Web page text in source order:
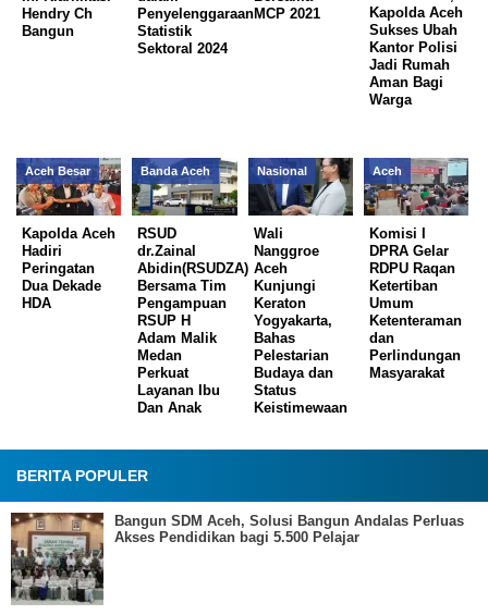
Hendry Ch
Bangun
Penyelenggaraan
Statistik
Sektoral 2024
MCP 2021
Kapolda Aceh
Sukses Ubah
Kantor Polisi
Jadi Rumah
Aman Bagi
Warga
Aceh Besar
Kapolda Aceh
Hadiri
Peringatan
Dua Dekade
HDA
Banda Aceh
RSUD
dr.Zainal
Abidin(RSUDZA)
Bersama Tim
Pengampuan
RSUP H
Adam Malik
Medan
Perkuat
Layanan Ibu
Dan Anak
Nasional
Wali
Nanggroe
Aceh
Kunjungi
Keraton
Yogyakarta,
Bahas
Pelestarian
Budaya dan
Status
Keistimewaan
Aceh
Komisi I
DPRA Gelar
RDPU Raqan
Ketertiban
Umum
Ketenteraman
dan
Perlindungan
Masyarakat
BERITA POPULER
Bangun SDM Aceh, Solusi Bangun Andalas Perluas
Akses Pendidikan bagi 5.500 Pelajar